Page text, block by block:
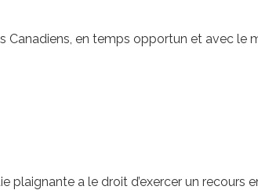
en temps opportun et avec le
plaignante a le droit d’exercer un recours